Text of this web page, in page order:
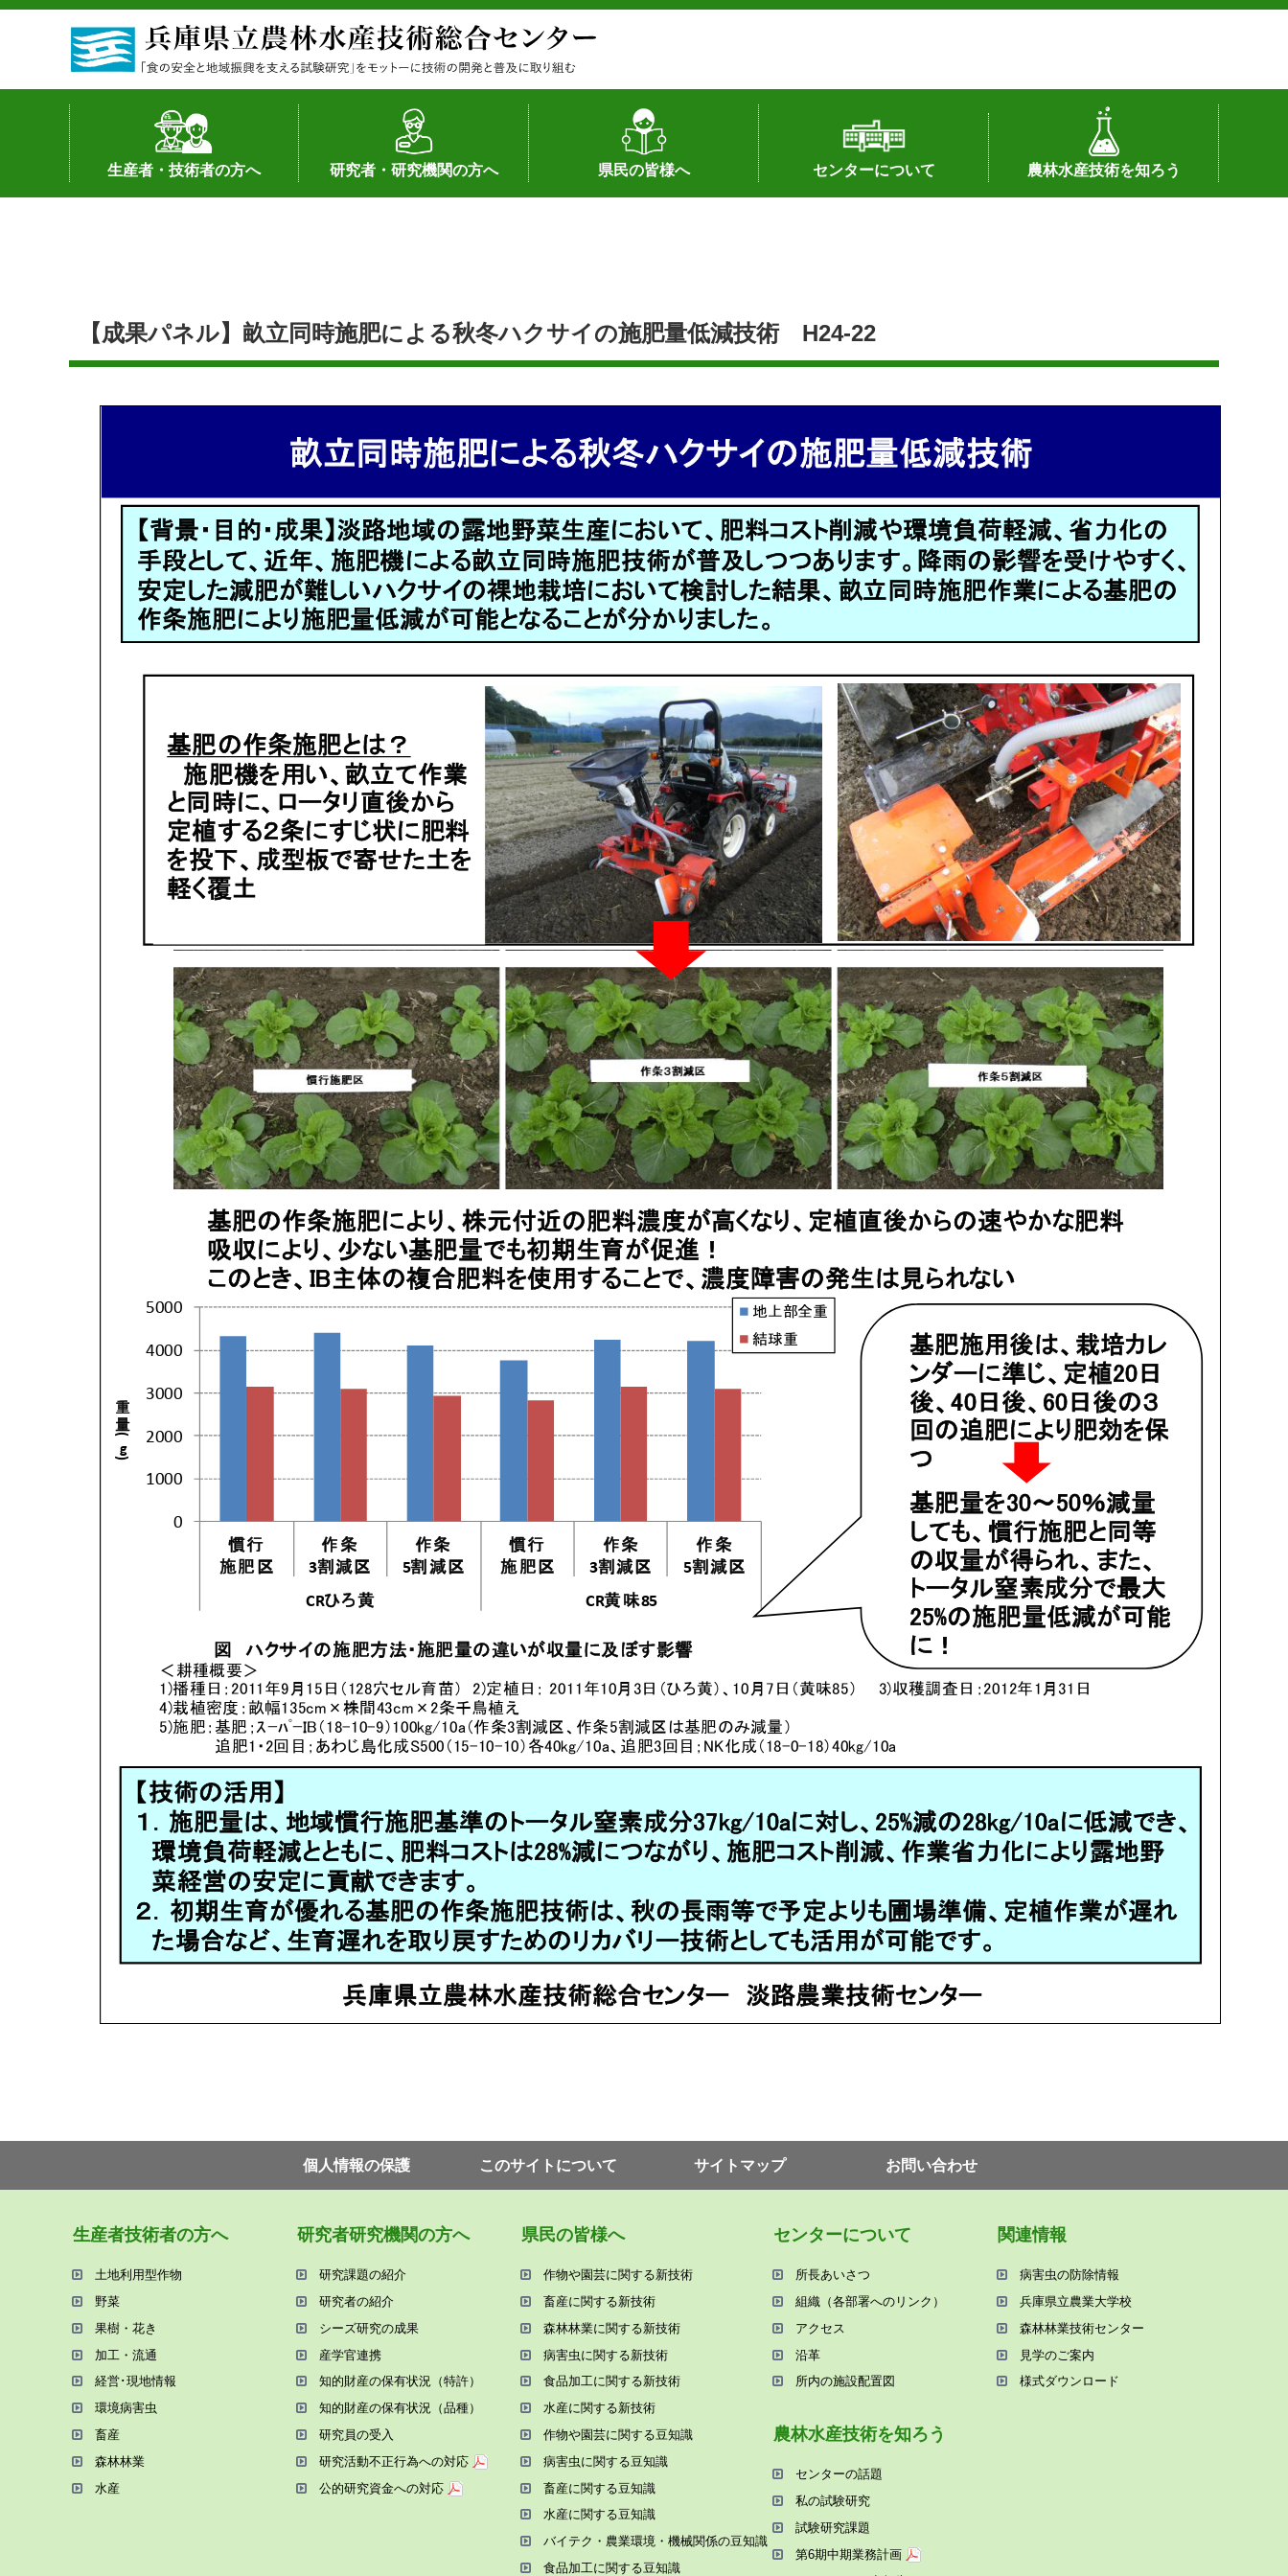
生産者・技術者の方へ
土地利用型作物
野菜
果樹・花き
加工・流通
経営･現地情報
環境病害虫
畜産
森林林業
水産
基幹種雄牛の紹介
研究者・研究機関の方へ
研究者の紹介
シーズ研究の成果
産学官連携
知的財産の保有状況（特許）
知的財産の保有状況（品種）
研究員の受入
研究活動不正行為への対応
公的研究資金への対応
県民の皆様へ
作物や園芸に関する新技術
畜産に関する新技術
森林林業に関する新技術
病害虫に関する新技術
食品加工に関する新技術
水産に関する新技術
作物や園芸に関する豆知識
病害虫に関する豆知識
畜産に関する豆知識
水産に関する豆知識
バイテク・農業環境・機械関係
食品加工に関する豆知識
森林林業に関する豆知識
センターについて
所長あいさつ
組織（各部署へのリンク）
アクセス
沿革
所内の施設配置図
農林水産技術を知ろう
センターの話題
私の試験研究
試験研究課題
第6期中期業務計画
オンライン研究報告
刊行物
知的財産に関する相談窓口
【成果パネル】畝立同時施肥による秋冬ハクサイの施肥量低減技術 H24-22
個⼈情報の保護 このサイトについて サイトマップ お問い合わせ
⽣産者技術者の⽅へ
⼟地利⽤型作物
野菜
果樹・花き
加⼯・流通
経営･現地情報
環境病害⾍
畜産
森林林業
⽔産
研究者研究機関の⽅へ
研究課題の紹介
研究者の紹介
シーズ研究の成果
産学官連携
知的財産の保有状況（特許）
知的財産の保有状況（品種）
研究員の受⼊
研究活動不正⾏為への対応
公的研究資金への対応
県⺠の皆様へ
作物や園芸に関する新技術
畜産に関する新技術
森林林業に関する新技術
病害⾍に関する新技術
⾷品加⼯に関する新技術
⽔産に関する新技術
作物や園芸に関する⾖知識
病害⾍に関する⾖知識
畜産に関する⾖知識
⽔産に関する⾖知識
バイテク・農業環境・機械関係の⾖知識
⾷品加⼯に関する⾖知識
センターについて
所⻑あいさつ
組織（各部署へのリンク）
アクセス
沿⾰
所内の施設配置図
農林⽔産技術を知ろう
センターの話題
私の試験研究
試験研究課題
第6期中期業務計画
関連情報
病害⾍の防除情報
兵庫県⽴農業⼤学校
森林林業技術センター
⾒学のご案内
様式ダウンロード